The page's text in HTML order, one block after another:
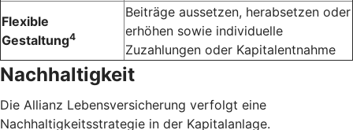
Flexible
Gestaltung4
Beiträge aussetzen, herabsetzen oder
erhöhen sowie individuelle
Zuzahlungen oder Kapital­entnahme
Nachhaltigkeit
Die Allianz Lebensversicherung verfolgt eine
Nachhaltigkeitsstrategie in der Kapitalanlage.